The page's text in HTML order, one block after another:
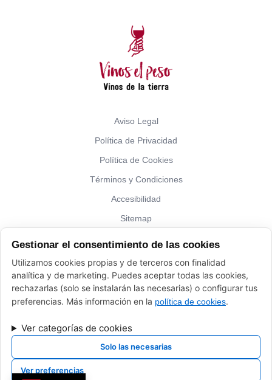
Aviso Legal
Política de Privacidad
Política de Cookies
Términos y Condiciones
Accesibilidad
Sitemap
Vinos El Peso: (+34) 941 226 120
elpeso@vinoyalgomas.com
Gestionar el consentimiento de las cookies
Utilizamos cookies propias y de terceros con finalidad
analítica y de marketing. Puedes aceptar todas las cookies,
rechazarlas (solo se instalarán las necesarias) o configurar tus
preferencias. Más información en la política de cookies.
Ver categorías de cookies
Solo las necesarias
Ver preferencias